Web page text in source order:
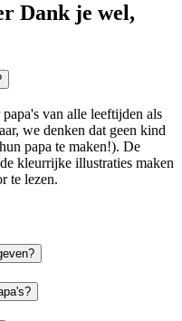
Dank je wel,
van alle leeftijden als
we denken dat geen kind
papa te maken!). De
kleurrijke illustraties maken
te lezen.